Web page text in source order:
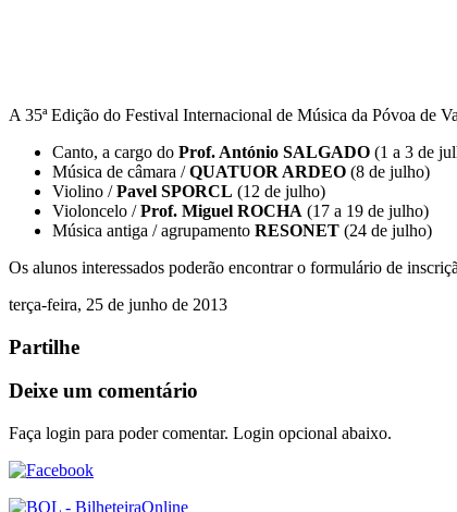
A 35ª Edição do Festival Internacional de Música da Póvoa de
Canto, a cargo do Prof. António SALGADO (1 a 3 de
Música de câmara /QUATUOR ARDEO (8 de julho)
Violino /Pavel SPORCL (12 de julho)
Violoncelo /Prof. Miguel ROCHA (17 a 19 de julho)
Música antiga / agrupamento RESONET (24 de julho)
Os alunos interessados poderão encontrar o formulário de
terça-feira, 25 de junho de 2013
Partilhe
Deixe um comentário
Faça login para poder comentar. Login opcional abaixo.